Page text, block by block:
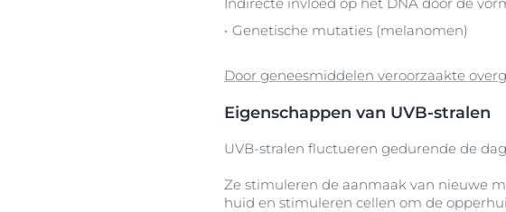
Indirecte invloed op het DNA door de
Genetische mutaties (melanomen)
Door geneesmiddelen veroorzaakte
Eigenschappen van UVB-stralen
UVB-stralen fluctueren gedurende de
Ze stimuleren de aanmaak van nieuwe
huid en stimuleren cellen om de